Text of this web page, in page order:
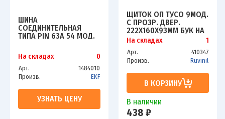
ШИНА
СОЕДИНИТЕЛЬНАЯ
ТИПА PIN 63А 54 МОД.
(L1N L2N L3N) PROXIMA
EKF PIN-03N-63
На складах 0
Арт.
1484010
Произв.
EKF
УЗНАТЬ ЦЕНУ
ЩИТОК ОП ТУСО 9МОД.
С ПРОЗР. ДВЕР.
222Х160Х93ММ БУК НА
СВЕТ. ОСНОВЕ IP40
РУВИНИЛ 68029-38М
На складах 1
Арт.
410347
Произв.
Ruvinil
В КОРЗИНУ
В наличии
438 ₽